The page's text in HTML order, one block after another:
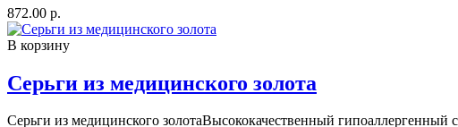
872.00 р.
В корзину
Серьги из медицинского золота
Серьги из медицинского золотаВысококачественный гипоаллергенный